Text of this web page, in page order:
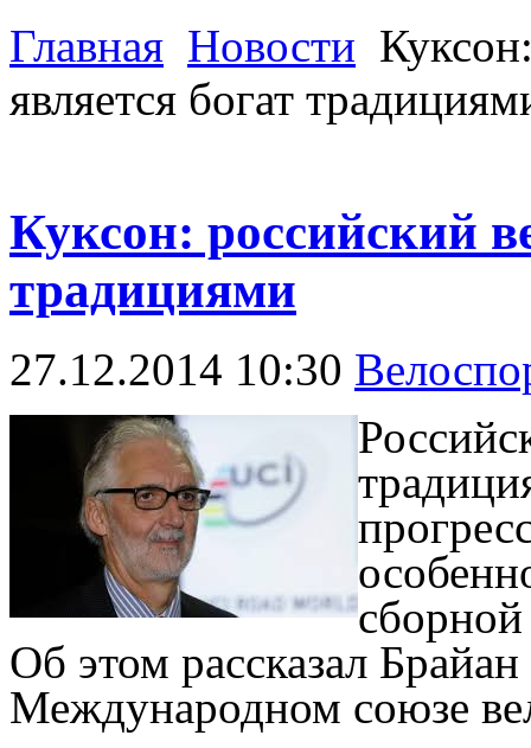
Главная Новости
является богат
Куксон: российский
традициями
27.12.2014 10:30
Об этом рассказал
Международном союзе